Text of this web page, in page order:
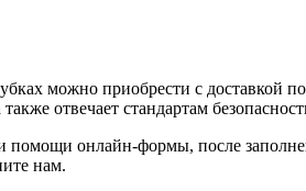
можно приобрести с доставкой
отвечает стандартам
помощи онлайн-формы, после
нам.